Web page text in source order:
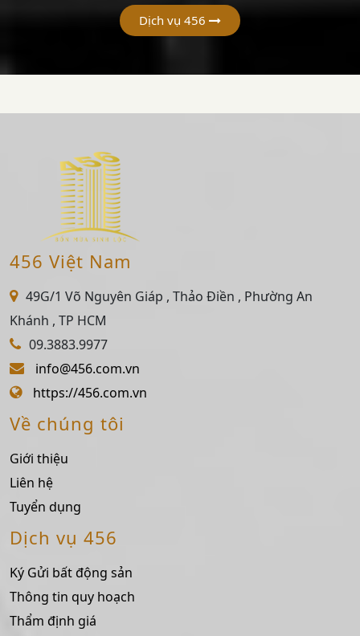
Dịch vụ 456
456 Việt Nam
49G/1 Võ Nguyên Giáp , Thảo Điền , Phường An
Khánh , TP HCM
09.3883.9977
info@456.com.vn
https://456.com.vn
Về chúng tôi
Giới thiệu
Liên hệ
Tuyển dụng
Dịch vụ 456
Ký Gửi bất động sản
Thông tin quy hoạch
Thẩm định giá